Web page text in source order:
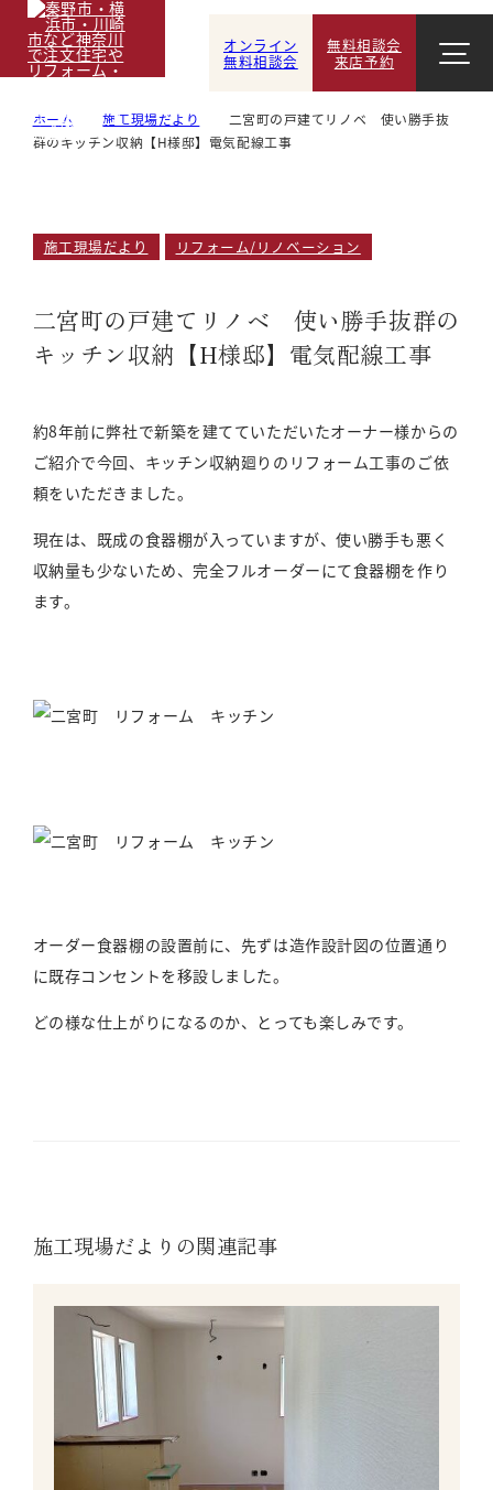
オンライン
無料相談会
無料相談会
来店予約
ホーム 施工現場だより
二宮町の戸建てリノベ 使い勝手抜
群のキッチン収納【H様邸】電気配線工事
施工現場だより リフォーム/リノベーション
二宮町の戸建てリノベ 使い勝手抜群の
キッチン収納【H様邸】電気配線工事
約8年前に弊社で新築を建てていただいたオーナー様からの
ご紹介で今回、キッチン収納廻りのリフォーム工事のご依
頼をいただきました。
現在は、既成の食器棚が入っていますが、使い勝手も悪く
収納量も少ないため、完全フルオーダーにて食器棚を作り
ます。
オーダー食器棚の設置前に、先ずは造作設計図の位置通り
に既存コンセントを移設しました。
どの様な仕上がりになるのか、とっても楽しみです。
施工現場だよりの関連記事